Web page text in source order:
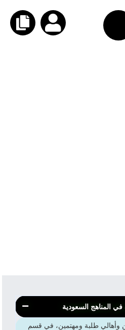
في المناهج السعودية
وأهالي طلبة ومهتمين، في قسم